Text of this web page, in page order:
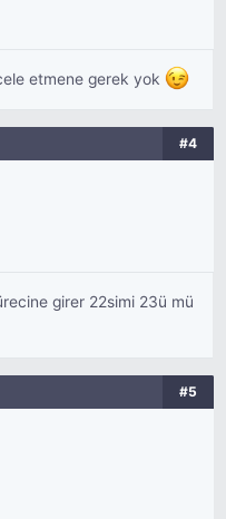
etmene gerek yok
#4
girer 22simi 23ü mü
#5